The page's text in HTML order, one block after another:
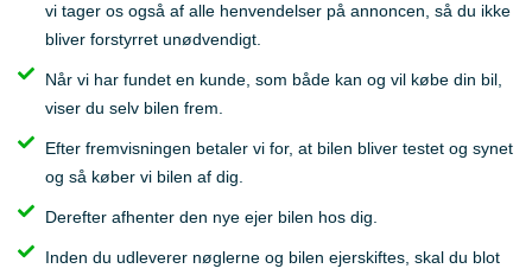
vi tager os også af alle henvendelser på annoncen, så du ikke
bliver forstyrret unødvendigt.
Når vi har fundet en kunde, som både kan og vil købe din bil,
viser du selv bilen frem.
Efter fremvisningen betaler vi for, at bilen bliver testet og synet
og så køber vi bilen af dig.
Derefter afhenter den nye ejer bilen hos dig.
Inden du udleverer nøglerne og bilen ejerskiftes, skal du blot